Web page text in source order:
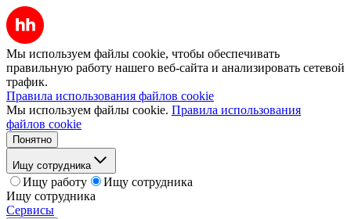
Мы используем файлы cookie, чтобы обеспечивать
правильную работу нашего веб-сайта и анализировать сетевой
трафик.
Правила использования файлов cookie
Мы используем файлы cookie. Правила использования
файлов cookie
Понятно
Ищу сотрудника
Ищу работу
Ищу сотрудника
Ищу сотрудника
Сервисы